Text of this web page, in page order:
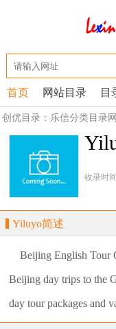
首页 网站目录 目
创优目录： 乐信分类目录网
收录时
Yiluyo简述
Beijing English Tour
Beijing day trips to the
day tour packages and